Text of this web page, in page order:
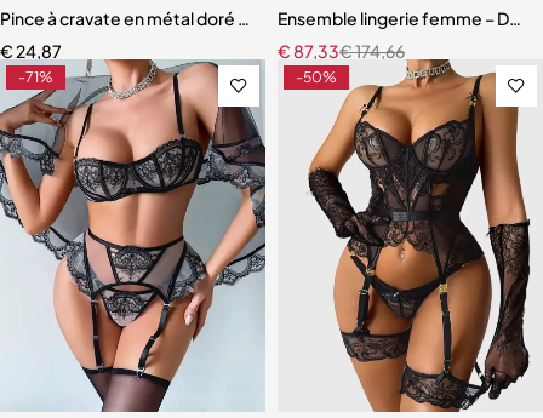
Pince à cravate en métal doré et argenté pour homme
€24,87
Ensemble lingerie femme –
€174,66
€ 87,33
-71% -50%